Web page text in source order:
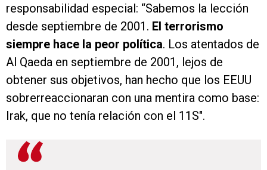
responsabilidad especial: “Sabemos la lección
desde septiembre de 2001. El terrorismo
siempre hace la peor política. Los atentados de
Al Qaeda en septiembre de 2001, lejos de
obtener sus objetivos, han hecho que los EEUU
sobrerreaccionaran con una mentira como base:
Irak, que no tenía relación con el 11S".